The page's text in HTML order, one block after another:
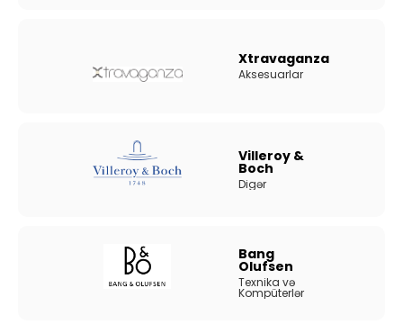
Xtravaganza
Aksesuarlar
Villeroy &
Boch
Digər
Bang
Olufsen
Texnika və
Kompüterlər